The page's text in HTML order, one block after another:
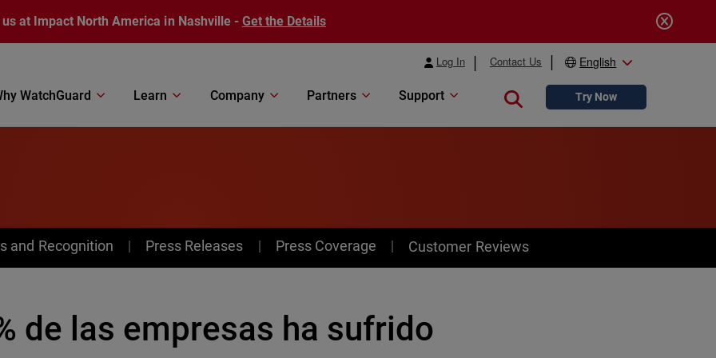
at Impact North America in Nashville - Get the Details
Log In Contact Us English
WatchGuard Learn Company Partners Support Close searchTry Now
and Recognition Press Releases Press Coverage Customer Reviews
de las empresas ha sufrido